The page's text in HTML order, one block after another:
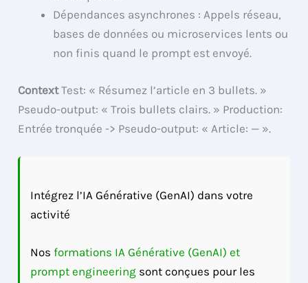
Dépendances asynchrones : Appels réseau,
bases de données ou microservices lents ou
non finis quand le prompt est envoyé.
ContextTest: « Résumez l’article en 3 bullets. »
Pseudo-output: « Trois bullets clairs. » Production:
Entrée tronquée -> Pseudo-output: « Article: — ».
Intégrez l’IA Générative (GenAI) dans votre
activité
Nosformations IA Générative (GenAI) et
prompt engineering sont conçues pour les